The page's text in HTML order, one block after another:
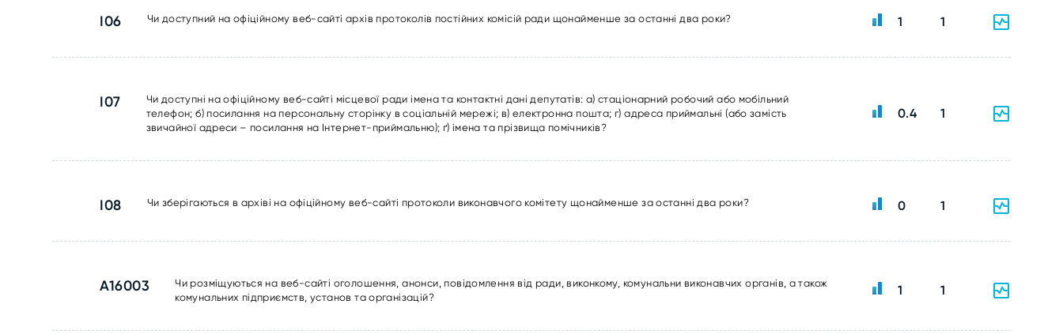
I06 Чи доступний на офіційному веб-сайті архів протоколів постійних комісій ради щонайменше за останні два роки? 1 1
I07
Чи доступні на офіційному веб-сайті місцевої ради імена та контактні дані депутатів: а) стаціонарний робочий або мобільний
телефон; б) посилання на персональну сторінку в соціальній мережі; в) електронна пошта; г) адреса приймальні (або замість
звичайної адреси – посилання на Інтернет-приймальню); ґ) імена та прізвища помічників?
0.4 1
I08 Чи зберігаються в архіві на офіційному веб-сайті протоколи виконавчого комітету щонайменше за останні два роки? 0 1
A16003
Чи розміщуються на веб-сайті оголошення, анонси, повідомлення від ради, виконкому, комунальни виконавчих органів, а також
комунальних підприємств, установ та організацій?
1 1